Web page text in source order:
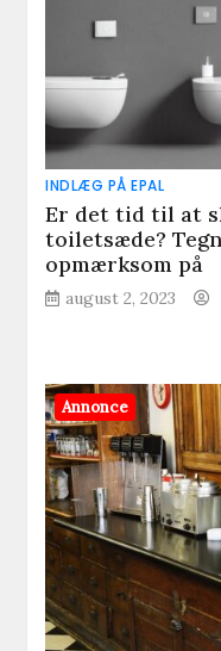
INDLÆG PÅ EPAL
Er det tid til at
toiletsæde?
opmærksom på
august 2, 2023
Annonce